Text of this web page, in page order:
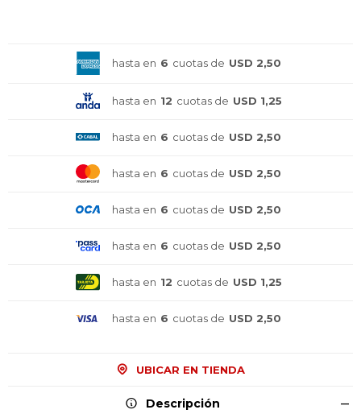
hasta en 6 cuotas de USD 2,50
hasta en 12 cuotas de USD 1,25
hasta en 6 cuotas de USD 2,50
hasta en 6 cuotas de USD 2,50
hasta en 6 cuotas de USD 2,50
hasta en 6 cuotas de USD 2,50
hasta en 12 cuotas de USD 1,25
hasta en 6 cuotas de USD 2,50
UBICAR EN TIENDA
Descripción
Comprá ahora y Pagá
¡Sumate a la forma más ágil de
12 cuotas * ¡Solo con tu cédula!
Verifica si estás calificado para comprar con
Comprá ahora y Pagá
¡Sumate a la forma más ágil de
12 cuotas * ¡Solo con tu cédula!
Verifica si estás calificado para comprar con
Comprá ahora y Pagá
¡Sumate a la forma más ágil de
12 cuotas * ¡Solo con tu cédula!
Verifica si estás calificado para comprar con